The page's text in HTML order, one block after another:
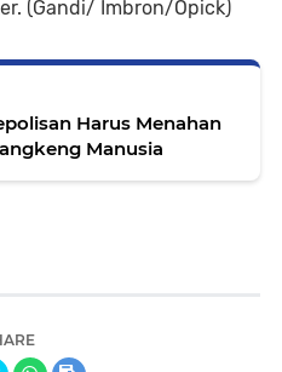
(Gandi/ Imbron/Opick)
Harus Menahan
Manusia